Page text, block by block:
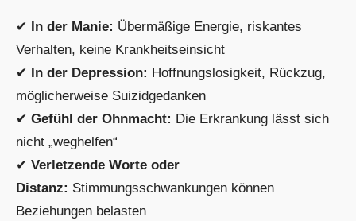
✔ In der Manie: Übermäßige Energie, riskantes
Verhalten, keine Krankheitseinsicht
✔
In der Depression: Hoffnungslosigkeit, Rückzug,
möglicherweise Suizidgedanken
✔ Gefühl der Ohnmacht: Die Erkrankung lässt sich
nicht „weghelfen“
✔ Verletzende Worte oder
Distanz: Stimmungsschwankungen können
Beziehungen belasten